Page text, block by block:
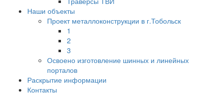
Наши объекты
Проект металлоконструкции в г.Тобольск
1
2
3
Освоено изготовление шинных и линейных
порталов
Раскрытие информации
Контакты